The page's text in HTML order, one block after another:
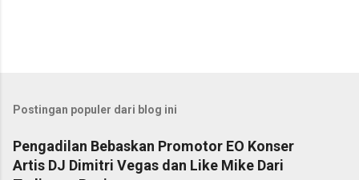
Postingan populer dari blog ini
Pengadilan Bebaskan Promotor EO Konser
Artis DJ Dimitri Vegas dan Like Mike Dari